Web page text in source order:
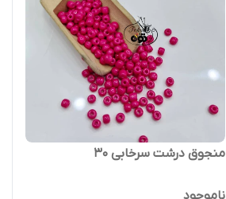
منجوق درشت سرخابی ۳۰